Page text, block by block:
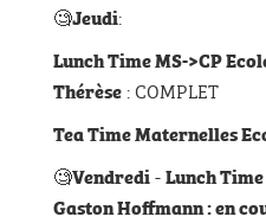
🧐Jeudi:
Lunch Time MS->CP
Thérèse : COMPLET
Tea Time Maternelles
🧐Vendredi-Lunch
Gaston Hoffmann : en